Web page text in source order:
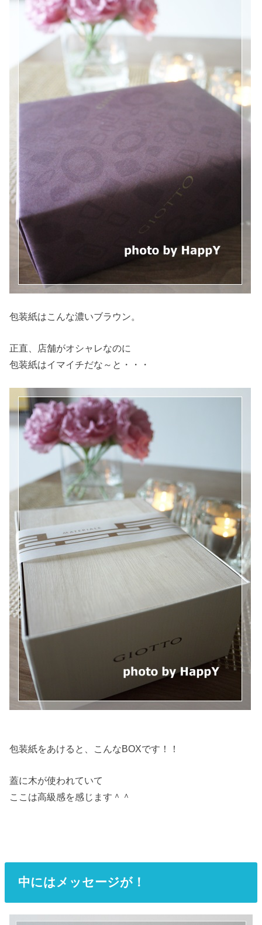
包装紙はこんな濃いブラウン。
正直、店舗がオシャレなのに
包装紙はイマイチだな～と・・・
包装紙をあけると、こんなBOXです！！
蓋に木が使われていて
ここは高級感を感じます＾＾
中にはメッセージが！